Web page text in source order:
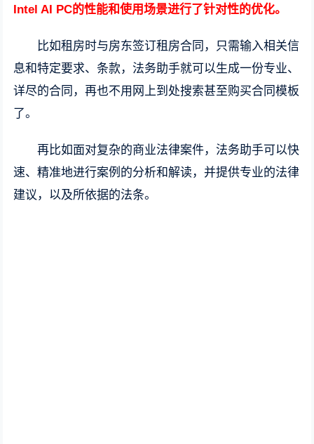
Intel AI PC的性能和使用场景进行了针对性的优化。
比如租房时与房东签订租房合同，只需输入相关信
息和特定要求、条款，法务助手就可以生成一份专业、
详尽的合同，再也不用网上到处搜索甚至购买合同模板
了。
再比如面对复杂的商业法律案件，法务助手可以快
速、精准地进行案例的分析和解读，并提供专业的法律
建议，以及所依据的法条。